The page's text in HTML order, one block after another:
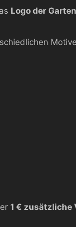
Logo der
1 € zusätzliche